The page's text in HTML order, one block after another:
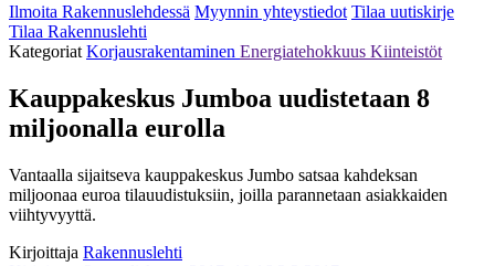
Ilmoita Rakennuslehdessä Myynnin yhteystiedot Tilaa uutiskirje
Tilaa Rakennuslehti
Kategoriat Korjausrakentaminen Energiatehokkuus Kiinteistöt
Kauppakeskus Jumboa uudistetaan 8
miljoonalla eurolla
Vantaalla sijaitseva kauppakeskus Jumbo satsaa kahdeksan
miljoonaa euroa tilauudistuksiin, joilla parannetaan asiakkaiden
viihtyvyyttä.
Kirjoittaja Rakennuslehti